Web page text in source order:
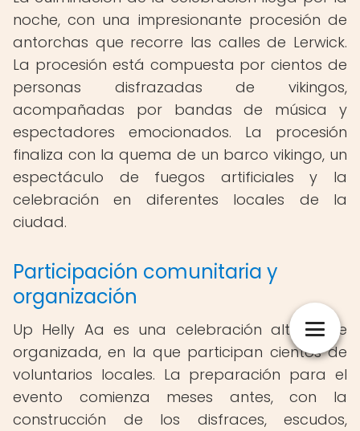
noche, con una impresionante procesión de
antorchas que recorre las calles de Lerwick.
La procesión está compuesta por cientos de
personas disfrazadas de vikingos,
acompañadas por bandas de música y
espectadores emocionados. La procesión
finaliza con la quema de un barco vikingo, un
espectáculo de fuegos artificiales y la
celebración en diferentes locales de la
ciudad.
Participación comunitaria y
organización
Up Helly Aa es una celebración altamente
organizada, en la que participan cientos de
voluntarios locales. La preparación para el
evento comienza meses antes, con la
construcción de los disfraces, escudos,